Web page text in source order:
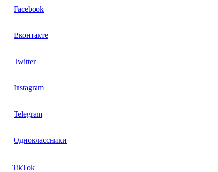
Facebook
Вконтакте
Twitter
Instagram
Telegram
Одноклассники
TikTok